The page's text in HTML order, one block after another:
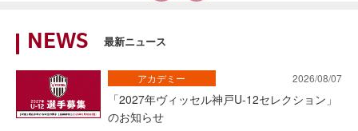
NEWS 最新ニュース
2026/08/07
「2027年ヴィッセル神戸U-12セレクション」
のお知らせ
アカデミー